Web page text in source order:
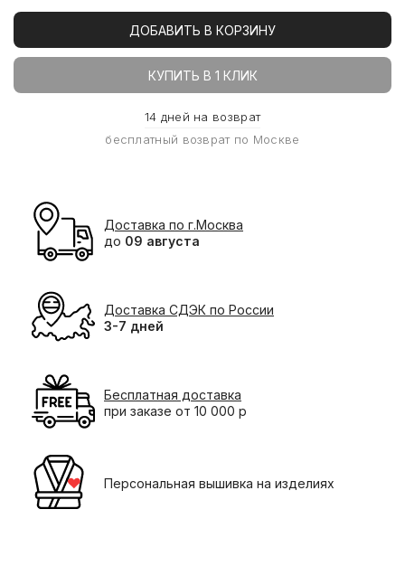
ДОБАВИТЬ В КОРЗИНУ
КУПИТЬ В 1 КЛИК
14 дней на возврат
бесплатный возврат по Москве
Доставка по г.Москва
до 09 августа
Доставка СДЭК по России
3-7 дней
Бесплатная доставка
при заказе от 10 000 р
Персональная вышивка на изделиях